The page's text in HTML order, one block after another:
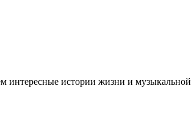
истории жизни и музыкальной